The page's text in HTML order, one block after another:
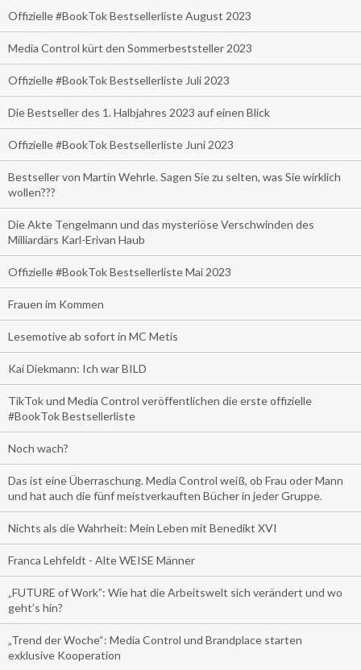
Offizielle #BookTok Bestsellerliste August 2023
Media Control kürt den Sommerbeststeller 2023
Offizielle #BookTok Bestsellerliste Juli 2023
Die Bestseller des 1. Halbjahres 2023 auf einen Blick
Offizielle #BookTok Bestsellerliste Juni 2023
Bestseller von Martin Wehrle. Sagen Sie zu selten, was Sie wirklich
wollen???
Die Akte Tengelmann und das mysteriöse Verschwinden des
Milliardärs Karl-Erivan Haub
Offizielle #BookTok Bestsellerliste Mai 2023
Frauen im Kommen
Lesemotive ab sofort in MC Metis
Kai Diekmann: Ich war BILD
TikTok und Media Control veröffentlichen die erste offizielle
#BookTok Bestsellerliste
Noch wach?
Das ist eine Überraschung. Media Control weiß, ob Frau oder Mann
und hat auch die fünf meistverkauften Bücher in jeder Gruppe.
Nichts als die Wahrheit: Mein Leben mit Benedikt XVI
Franca Lehfeldt - Alte WEISE Männer
„FUTURE of Work”: Wie hat die Arbeitswelt sich verändert und wo
geht’s hin?
„Trend der Woche“: Media Control und Brandplace starten
exklusive Kooperation